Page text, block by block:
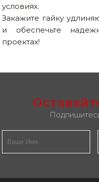
условиях.
Закажите гайку
и обеспечьте
проектах!